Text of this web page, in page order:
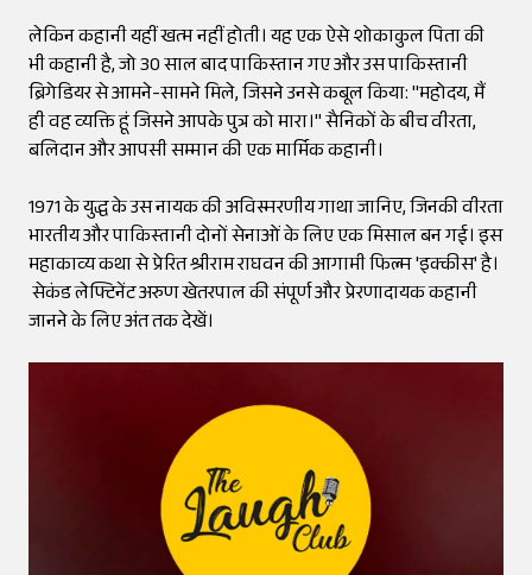
लेकिन कहानी यहीं खत्म नहीं होती। यह एक ऐसे शोकाकुल पिता की
भी कहानी है, जो 30 साल बाद पाकिस्तान गए और उस पाकिस्तानी
ब्रिगेडियर से आमने-सामने मिले, जिसने उनसे कबूल किया: "महोदय, मैं
ही वह व्यक्ति हूं जिसने आपके पुत्र को मारा।" सैनिकों के बीच वीरता,
बलिदान और आपसी सम्मान की एक मार्मिक कहानी।
1971 के युद्ध के उस नायक की अविस्मरणीय गाथा जानिए, जिनकी वीरता
भारतीय और पाकिस्तानी दोनों सेनाओं के लिए एक मिसाल बन गई। इस
महाकाव्य कथा से प्रेरित श्रीराम राघवन की आगामी फिल्म 'इक्कीस' है।
सेकंड लेफ्टिनेंट अरुण खेतरपाल की संपूर्ण और प्रेरणादायक कहानी
जानने के लिए अंत तक देखें।